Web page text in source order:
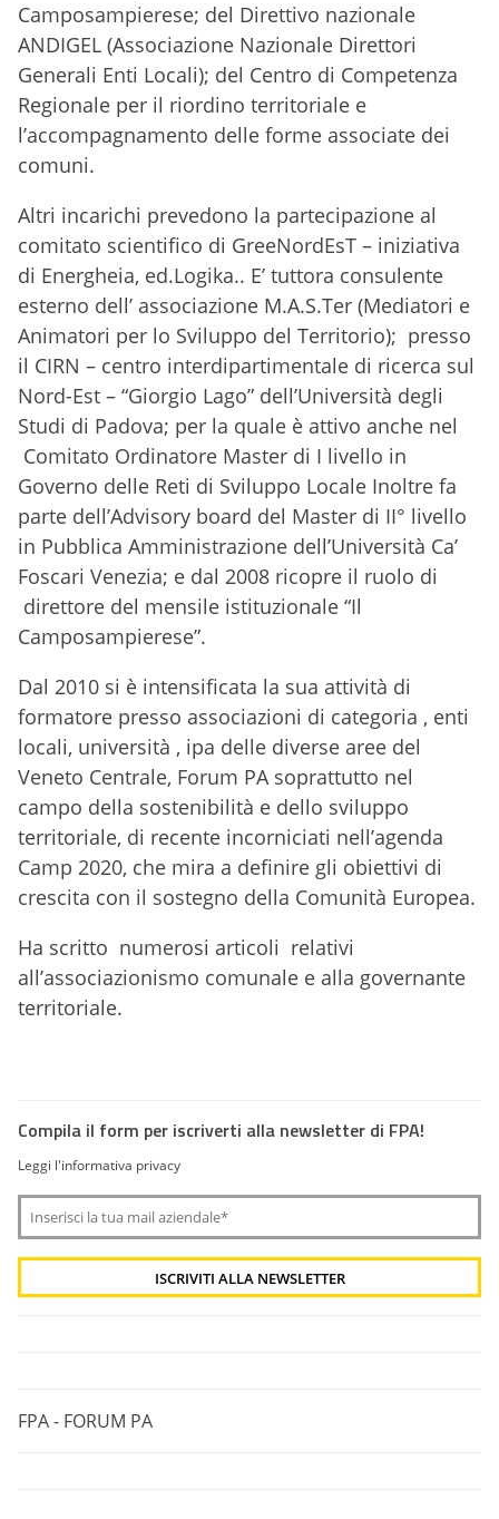
Camposampierese; del Direttivo nazionale
ANDIGEL (Associazione Nazionale Direttori
Generali Enti Locali); del Centro di Competenza
Regionale per il riordino territoriale e
l’accompagnamento delle forme associate dei
comuni.
Altri incarichi prevedono la partecipazione al
comitato scientifico di GreeNordEsT – iniziativa
di Energheia, ed.Logika.. E’ tuttora consulente
esterno dell’ associazione M.A.S.Ter (Mediatori e
Animatori per lo Sviluppo del Territorio); presso
il CIRN – centro interdipartimentale di ricerca sul
Nord-Est – “Giorgio Lago” dell’Università degli
Studi di Padova; per la quale è attivo anche nel
Comitato Ordinatore Master di I livello in
Governo delle Reti di Sviluppo Locale Inoltre fa
parte dell’Advisory board del Master di II° livello
in Pubblica Amministrazione dell’Università Ca’
Foscari Venezia; e dal 2008 ricopre il ruolo di
direttore del mensile istituzionale “Il
Camposampierese”.
Dal 2010 si è intensificata la sua attività di
formatore presso associazioni di categoria , enti
locali, università , ipa delle diverse aree del
Veneto Centrale, Forum PA soprattutto nel
campo della sostenibilità e dello sviluppo
territoriale, di recente incorniciati nell’agenda
Camp 2020, che mira a definire gli obiettivi di
crescita con il sostegno della Comunità Europea.
Ha scritto numerosi articoli relativi
all’associazionismo comunale e alla governante
territoriale.
Compila il form per iscriverti alla newsletter di FPA!
Leggi l'informativa privacy
FPA - FORUM PA